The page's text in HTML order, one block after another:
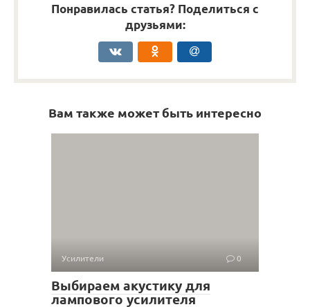
Понравилась статья? Поделиться с
друзьями:
Вам также может быть интересно
Усилители 0
Выбираем акустику для
лампового усилителя